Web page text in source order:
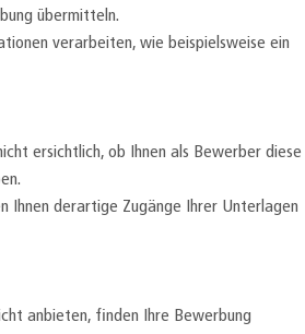
übermitteln.
verarbeiten, wie beispielsweise ein
ersichtlich, ob Ihnen als Bewerber diese
Ihnen derartige Zugänge Ihrer Unterlagen
anbieten, finden Ihre Bewerbung